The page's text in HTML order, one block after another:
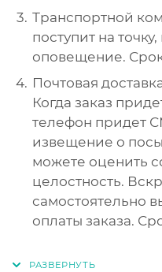
Транспортной
поступит на
оповещение.
Почтовая
Когда заказ
телефон придет
извещение о
можете оценить
целостность.
самостоятельно
оплаты заказа.